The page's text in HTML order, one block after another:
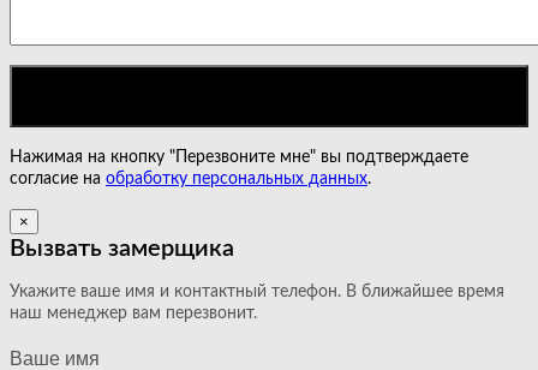
Нажимая на кнопку "Перезвоните мне" вы подтверждаете
согласие на обработку персональных данных.
×
Вызвать замерщика
Укажите ваше имя и контактный телефон. В ближайшее время
наш менеджер вам перезвонит.
Ваше имя